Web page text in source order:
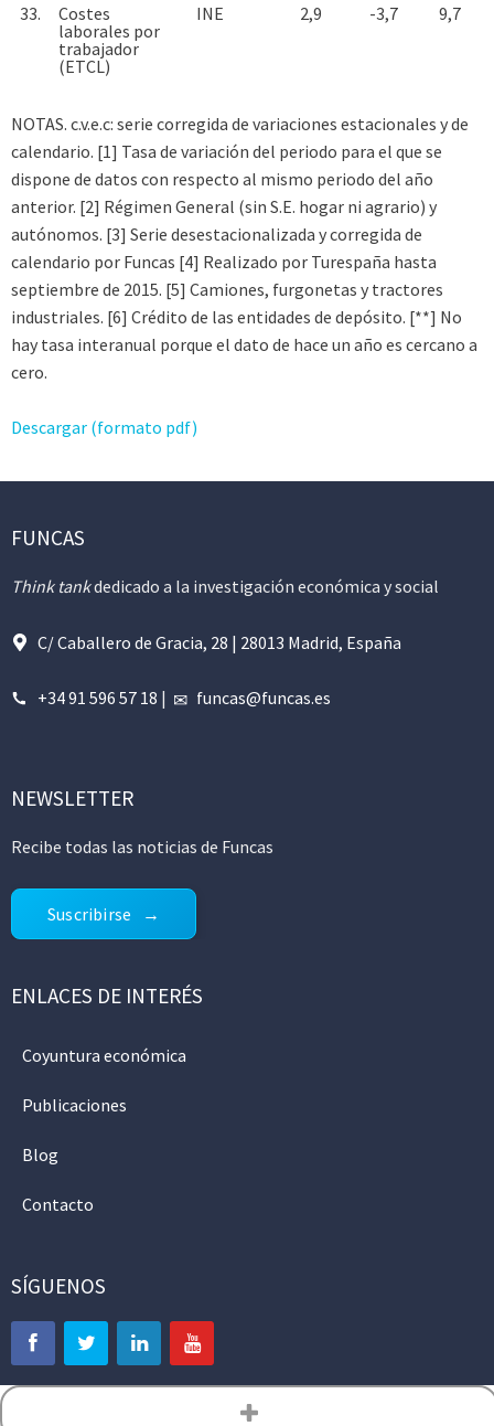
33.
Costes
laborales por
trabajador
(ETCL)
INE 2,9 -3,7 9,7
NOTAS. c.v.e.c: serie corregida de variaciones estacionales y de
calendario. [1] Tasa de variación del periodo para el que se
dispone de datos con respecto al mismo periodo del año
anterior. [2] Régimen General (sin S.E. hogar ni agrario) y
autónomos. [3] Serie desestacionalizada y corregida de
calendario por Funcas [4] Realizado por Turespaña hasta
septiembre de 2015. [5] Camiones, furgonetas y tractores
industriales. [6] Crédito de las entidades de depósito. [**] No
hay tasa interanual porque el dato de hace un año es cercano a
cero.
Descargar (formato pdf)
FUNCAS
Think tankdedicado a la investigación económica y social
C/ Caballero de Gracia, 28 | 28013 Madrid, España
+34 91 596 57 18 | funcas@funcas.es
NEWSLETTER
Recibe todas las noticias de Funcas
Suscribirse
ENLACES DE INTERÉS
Coyuntura económica
Publicaciones
Blog
Contacto
SÍGUENOS
Política de privacidad